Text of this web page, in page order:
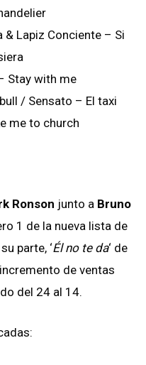
Lapiz Conciente – Si
Stay with me
/ Sensato – El taxi
me to church
Ronson junto a Bruno
1 de la nueva lista de
parte, ‘Él no te da‘ de
de ventas
del 24 al 14.